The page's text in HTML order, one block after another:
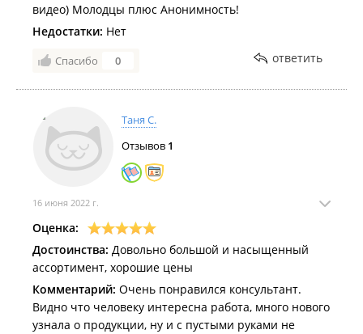
видео) Молодцы плюс Анонимность!
Недостатки: Нет
Спасибо 0 ответить
Таня С.
Отзывов 1
16 июня 2022 г.
Оценка:
Достоинства: Довольно большой и насыщенный
ассортимент, хорошие цены
Комментарий: Очень понравился консультант.
Видно что человеку интересна работа, много нового
узнала о продукции, ну и с пустыми руками не